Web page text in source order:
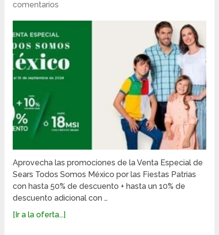
comentarios
Aprovecha las promociones de la Venta Especial de
Sears Todos Somos México por las Fiestas Patrias
con hasta 50% de descuento + hasta un 10% de
descuento adicional con …
[Ir a la oferta...]